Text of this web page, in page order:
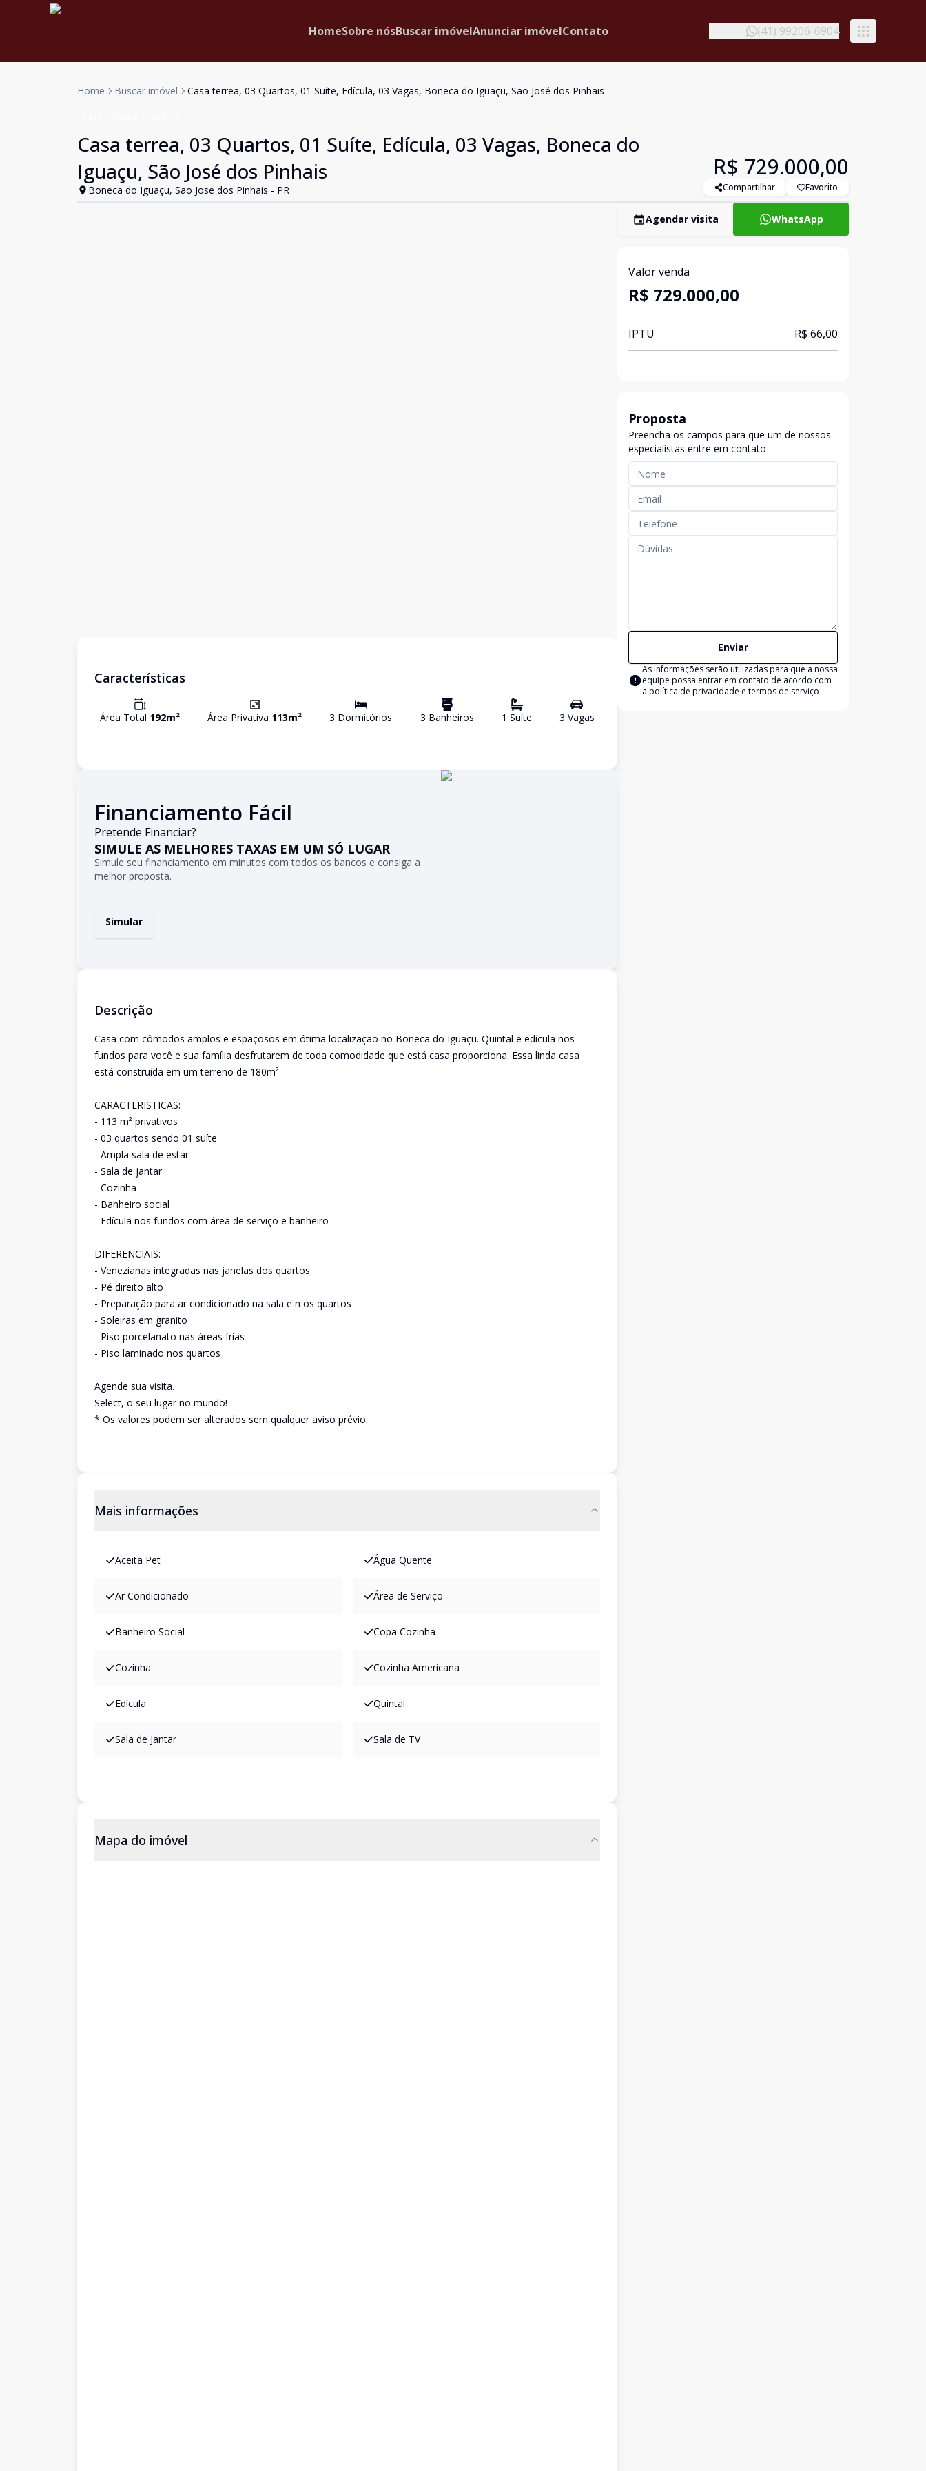
HomeSobre nósBuscar imóvelAnunciar imóvelContato (41) 99206-6904
Home Buscar imóvel Casa terrea, 03 Quartos, 01 Suíte, Edícula, 03 Vagas, Boneca do Iguaçu, São José dos Pinhais
Casa terrea, 03 Quartos, 01 Suíte, Edícula, 03 Vagas, Boneca do
Iguaçu, São José dos Pinhais
Boneca do Iguaçu, Sao Jose dos Pinhais - PR
R$ 729.000,00
Compartilhar Favorito
Características
Área Total 192m² Área Privativa 113m² 3 Dormitórios 3 Banheiros 1 Suíte 3 Vagas
Financiamento Fácil
Pretende Financiar?
SIMULE AS MELHORES TAXAS EM UM SÓ LUGAR
Simule seu financiamento em minutos com todos os bancos e consiga a
melhor proposta.
Simular
Descrição
Casa com cômodos amplos e espaçosos em ótima localização no Boneca do Iguaçu. Quintal e edícula nos
fundos para você e sua família desfrutarem de toda comodidade que está casa proporciona. Essa linda casa
está construída em um terreno de 180m²
CARACTERISTICAS:
- 113 m² privativos
- 03 quartos sendo 01 suíte
- Ampla sala de estar
- Sala de jantar
- Cozinha
- Banheiro social
- Edícula nos fundos com área de serviço e banheiro
DIFERENCIAIS:
- Venezianas integradas nas janelas dos quartos
- Pé direito alto
- Preparação para ar condicionado na sala e n os quartos
- Soleiras em granito
- Piso porcelanato nas áreas frias
- Piso laminado nos quartos
Agende sua visita.
Select, o seu lugar no mundo!
* Os valores podem ser alterados sem qualquer aviso prévio.
Mais informações
Aceita Pet Água Quente
Ar Condicionado Área de Serviço
Banheiro Social Copa Cozinha
Cozinha Cozinha Americana
Edícula Quintal
Sala de Jantar Sala de TV
Mapa do imóvel
Agendar visita WhatsApp
Valor venda
R$ 729.000,00
IPTU R$ 66,00
Proposta
Preencha os campos para que um de nossos
especialistas entre em contato
Enviar
As informações serão utilizadas para que a nossa
equipe possa entrar em contato de acordo com
a política de privacidade e termos de serviço